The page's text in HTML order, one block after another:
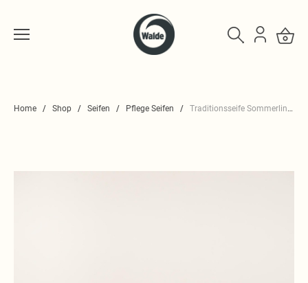
Home Shop Seifen Pflege Seifen Traditionsseife Sommerlinde 100g